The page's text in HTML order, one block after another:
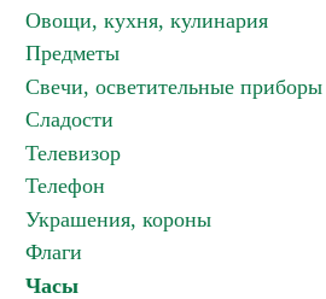
Овощи, кухня, кулинария
Предметы
Свечи, осветительные приборы
Сладости
Телевизор
Телефон
Украшения, короны
Флаги
Часы